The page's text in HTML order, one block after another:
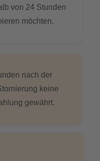
von 24 Stunden
möchten.
nach der
keine
gewährt.